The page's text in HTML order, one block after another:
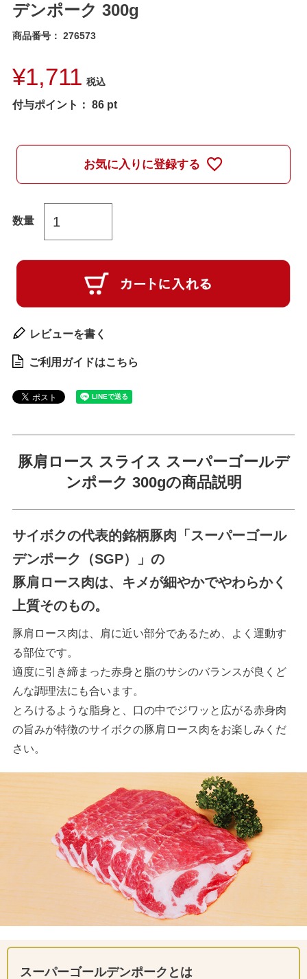
デンポーク 300g
商品番号 276573
¥1,711 税込
付与ポイント： 86 pt
お気に入りに登録する
レビューを書く
ご利用ガイドはこちら
豚肩ロース スライス スーパーゴールデ
ンポーク 300gの商品説明
サイボクの代表的銘柄豚肉「スーパーゴール
デンポーク（SGP）」の
豚肩ロース肉は、キメが細やかでやわらかく
上質そのもの。
豚肩ロース肉は、肩に近い部分であるため、よく運動す
る部位です。
適度に引き締まった赤身と脂のサシのバランスが良くど
んな調理法にも合います。
とろけるような脂身と、口の中でジワッと広がる赤身肉
の旨みが特徴のサイボクの豚肩ロース肉をお楽しみくだ
さい。
スーパーゴールデンポークとは